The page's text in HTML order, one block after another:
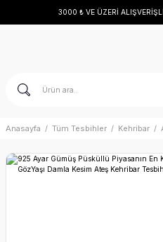
3000 ₺ VE ÜZERİ
Anasayfa Tüm Tesbihler Kehribar